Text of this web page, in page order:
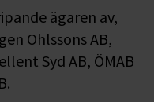
ägaren av,
Ohlssons AB,
Syd AB, ÖMAB